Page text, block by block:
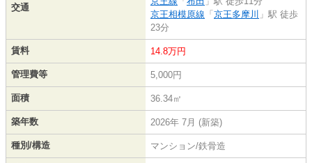
交通
京王相模原線 「 京王多摩川 」駅 徒歩
23分
賃料 14.8万円
管理費等 5,000円
面積 36.34㎡
築年数 2026年 7月 (新築)
種別/構造 マンション/鉄骨造